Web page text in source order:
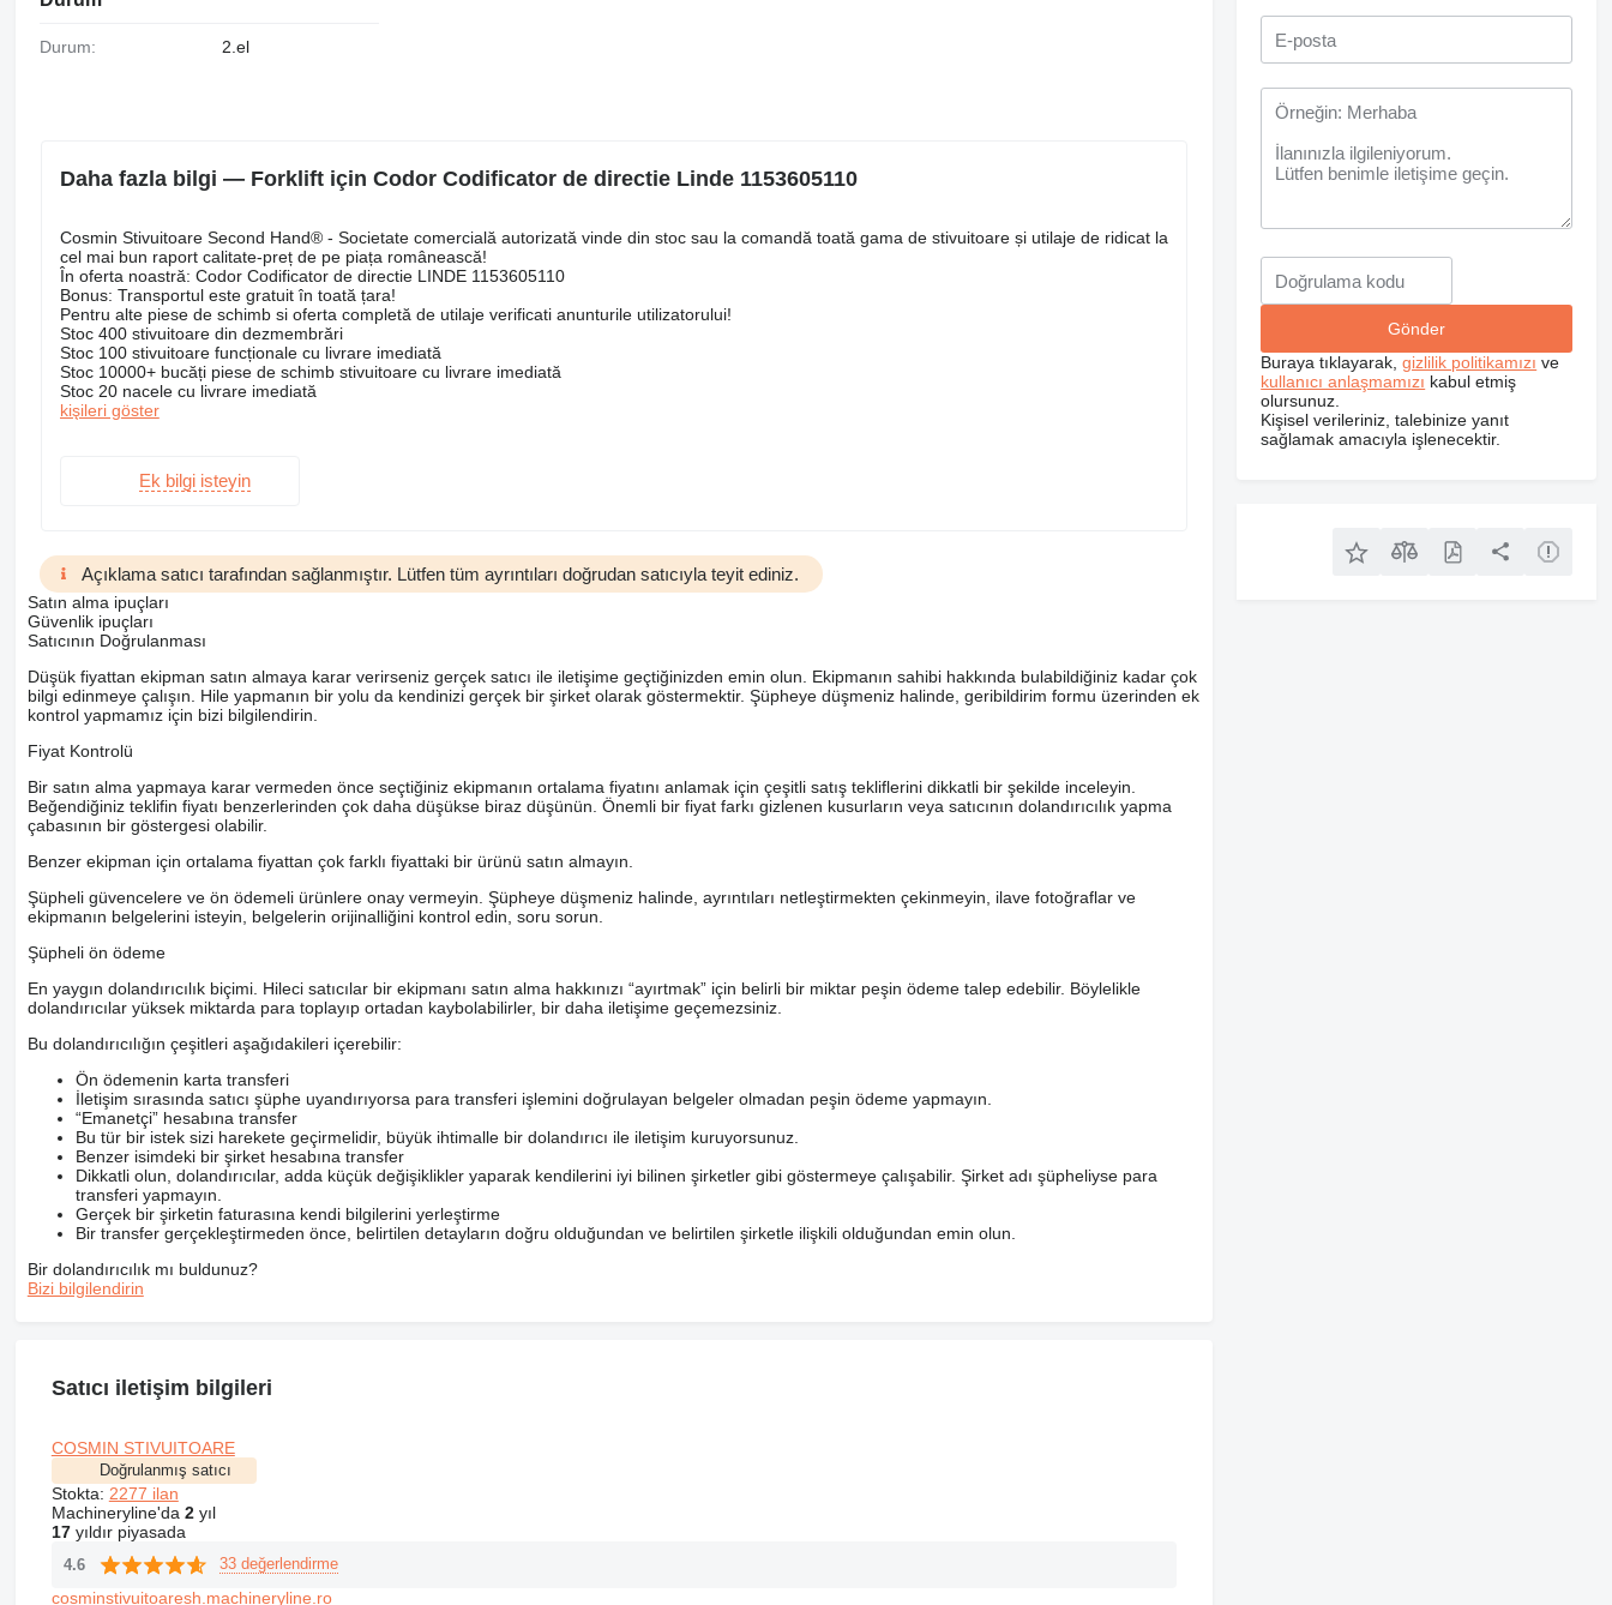
Durum: 2.el
Daha fazla bilgi — Forklift için Codor Codificator de directie Linde 1153605110
Cosmin Stivuitoare Second Hand® - Societate comercială autorizată vinde din stoc sau la comandă toată gama de stivuitoare și utilaje de ridicat la
cel mai bun raport calitate-preț de pe piața românească!
În oferta noastră: Codor Codificator de directie LINDE 1153605110
Bonus: Transportul este gratuit în toată țara!
Pentru alte piese de schimb si oferta completă de utilaje verificati anunturile utilizatorului!
Stoc 400 stivuitoare din dezmembrări
Stoc 100 stivuitoare funcționale cu livrare imediată
Stoc 10000+ bucăți piese de schimb stivuitoare cu livrare imediată
Stoc 20 nacele cu livrare imediată
kişileri göster
Ek bilgi isteyin
Açıklama satıcı tarafından sağlanmıştır. Lütfen tüm ayrıntıları doğrudan satıcıyla teyit ediniz.
Satın alma ipuçları
Güvenlik ipuçları
Satıcının Doğrulanması
Düşük fiyattan ekipman satın almaya karar verirseniz gerçek satıcı ile iletişime geçtiğinizden emin olun. Ekipmanın sahibi hakkında bulabildiğiniz kadar çok
bilgi edinmeye çalışın. Hile yapmanın bir yolu da kendinizi gerçek bir şirket olarak göstermektir. Şüpheye düşmeniz halinde, geribildirim formu üzerinden ek
kontrol yapmamız için bizi bilgilendirin.
Fiyat Kontrolü
Bir satın alma yapmaya karar vermeden önce seçtiğiniz ekipmanın ortalama fiyatını anlamak için çeşitli satış tekliflerini dikkatli bir şekilde inceleyin.
Beğendiğiniz teklifin fiyatı benzerlerinden çok daha düşükse biraz düşünün. Önemli bir fiyat farkı gizlenen kusurların veya satıcının dolandırıcılık yapma
çabasının bir göstergesi olabilir.
Benzer ekipman için ortalama fiyattan çok farklı fiyattaki bir ürünü satın almayın.
Şüpheli güvencelere ve ön ödemeli ürünlere onay vermeyin. Şüpheye düşmeniz halinde, ayrıntıları netleştirmekten çekinmeyin, ilave fotoğraflar ve
ekipmanın belgelerini isteyin, belgelerin orijinalliğini kontrol edin, soru sorun.
Şüpheli ön ödeme
En yaygın dolandırıcılık biçimi. Hileci satıcılar bir ekipmanı satın alma hakkınızı “ayırtmak” için belirli bir miktar peşin ödeme talep edebilir. Böylelikle
dolandırıcılar yüksek miktarda para toplayıp ortadan kaybolabilirler, bir daha iletişime geçemezsiniz.
Bu dolandırıcılığın çeşitleri aşağıdakileri içerebilir:
Ön ödemenin karta transferi
İletişim sırasında satıcı şüphe uyandırıyorsa para transferi işlemini doğrulayan belgeler olmadan peşin ödeme yapmayın.
“Emanetçi” hesabına transfer
Bu tür bir istek sizi harekete geçirmelidir, büyük ihtimalle bir dolandırıcı ile iletişim kuruyorsunuz.
Benzer isimdeki bir şirket hesabına transfer
Dikkatli olun, dolandırıcılar, adda küçük değişiklikler yaparak kendilerini iyi bilinen şirketler gibi göstermeye çalışabilir. Şirket adı şüpheliyse para
transferi yapmayın.
Gerçek bir şirketin faturasına kendi bilgilerini yerleştirme
Bir transfer gerçekleştirmeden önce, belirtilen detayların doğru olduğundan ve belirtilen şirketle ilişkili olduğundan emin olun.
Bir dolandırıcılık mı buldunuz?
Bizi bilgilendirin
Satıcı iletişim bilgileri
COSMIN STIVUITOARE
Doğrulanmış satıcı
Stokta: 2277 ilan
Machineryline'da 2yıl
17yıldır piyasada
4.6 33 değerlendirme
cosminstivuitoaresh.machineryline.ro
Buraya tıklayarak,gizlilik politikamızı ve
kullanıcı anlaşmamızı kabul etmiş
olursunuz.
Kişisel verileriniz, talebinize yanıt
sağlamak amacıyla işlenecektir.